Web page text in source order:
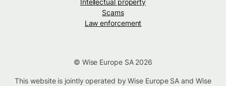
Scams
Law enforcement
© Wise Europe SA 2026
This website is jointly operated by Wise Europe SA and Wise